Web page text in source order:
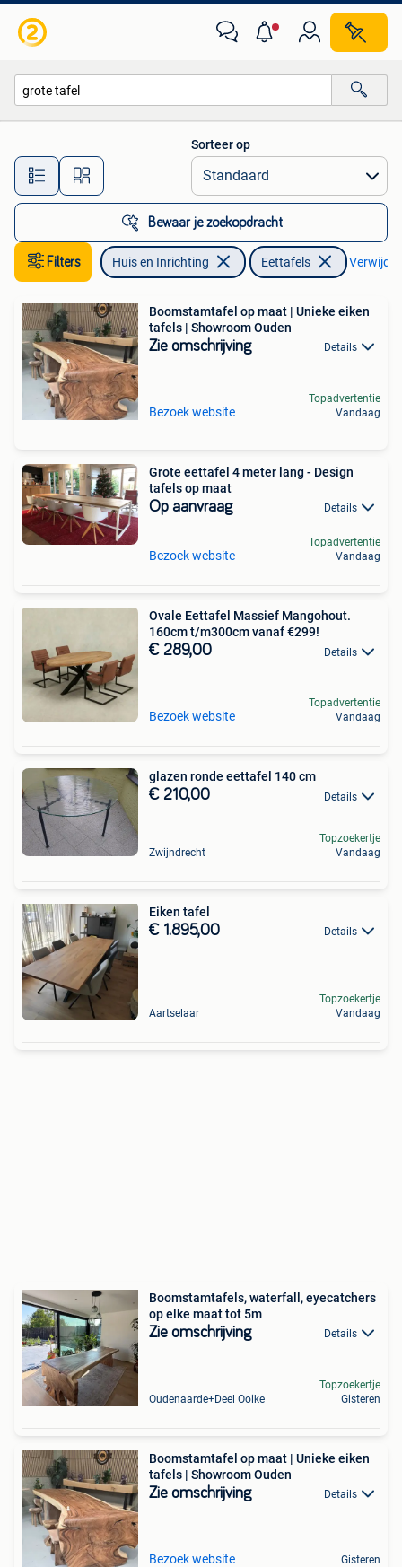
Alle afstanden…
Sorteer op
Bewaar je zoekopdracht
Filters Huis en Inrichting Eettafels
Boomstamtafel op maat | Unieke eiken
tafels | Showroom Ouden
Zie omschrijving Details
Bezoek website
Topadvertentie
Vandaag
Grote eettafel 4 meter lang - Design
tafels op maat
Op aanvraag Details
Bezoek website
Topadvertentie
Vandaag
Ovale Eettafel Massief Mangohout.
160cm t/m300cm vanaf €299!
€ 289,00 Details
Bezoek website
Topadvertentie
Vandaag
glazen ronde eettafel 140 cm
€ 210,00 Details
Zwijndrecht
Topzoekertje
Vandaag
Eiken tafel
€ 1.895,00 Details
Aartselaar
Topzoekertje
Vandaag
Boomstamtafels, waterfall, eyecatchers
op elke maat tot 5m
Zie omschrijving Details
Oudenaarde+Deel Ooike
Topzoekertje
Gisteren
Boomstamtafel op maat | Unieke eiken
tafels | Showroom Ouden
Zie omschrijving Details
Bezoek website Gisteren